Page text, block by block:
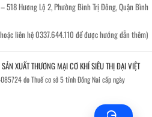
518 Hương Lộ 2, Phường Bình Trị Đông, Quận Bình
liên hệ 0337.644.110 để được hướng dẫn thêm)
XUẤT THƯƠNG MẠI CƠ KHÍ SIÊU THỊ ĐẠI VIỆT
do Thuế cơ sở 5 tỉnh Đồng Nai cấp ngày